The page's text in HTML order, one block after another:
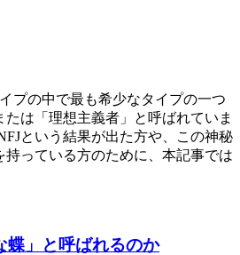
プの中で最も希少なタイプの一つ
は「理想主義者」と呼ばれていま
という結果が出た方や、この神秘
持っている方のために、本記事では
蝶」と呼ばれるのか